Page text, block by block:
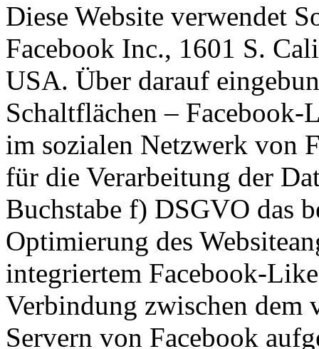
Diese Website verwendet
Facebook Inc., 1601 S.
USA. Über darauf
Schaltflächen –
im sozialen Netzwerk von
für die Verarbeitung der
Buchstabe f) DSGVO das
Optimierung des
integriertem Facebook-
Verbindung zwischen dem
Servern von Facebook